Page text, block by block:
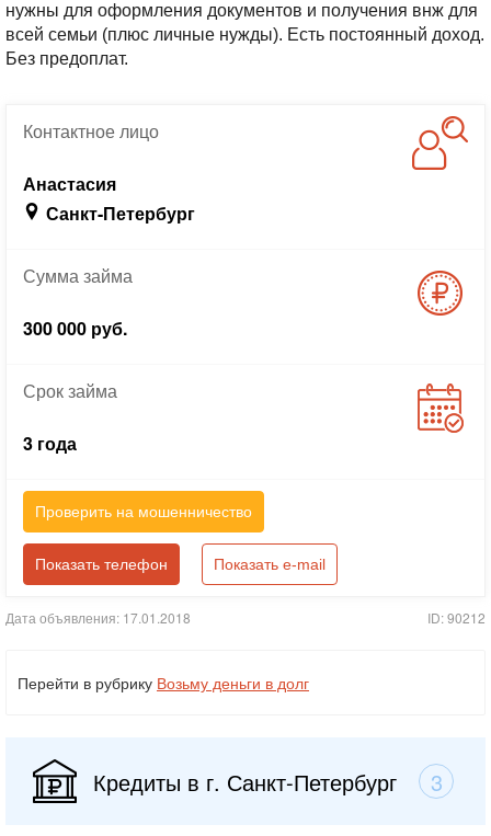
нужны для оформления документов и получения внж для
всей семьи (плюс личные нужды). Есть постоянный доход.
Без предоплат.
Контактноелицо
Анастасия
Санкт-Петербург
Суммазайма
300 000 руб.
Срокзайма
3 года
Проверить на мошенничество
Показать телефон Показать e-mail
Дата объявления: 17.01.2018 ID: 90212
Перейти в рубрику Возьму деньги в долг
Кредиты в г. Санкт-Петербург 3